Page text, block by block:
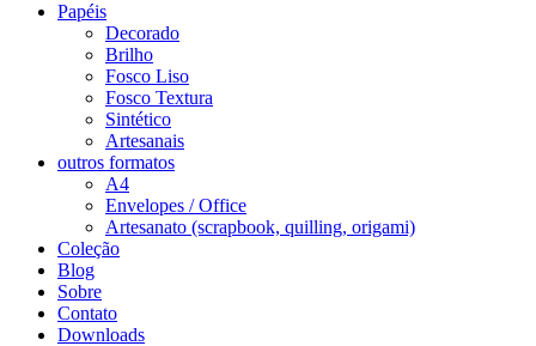
Papéis
Decorado
Brilho
Fosco Liso
Fosco Textura
Sintético
Artesanais
outros formatos
A4
Envelopes / Office
Artesanato (scrapbook, quilling, origami)
Coleção
Blog
Sobre
Contato
Downloads